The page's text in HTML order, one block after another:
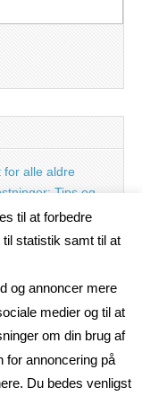
for alle aldre
Tips og
til at forbedre
statistik samt til at
og annoncer mere
medier og til at
om din brug af
for annoncering på
Du bedes venligst